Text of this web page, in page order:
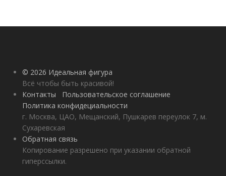
© 2026 Идеальная фигура
Всё чтобы быть красивой!
Контакты
Пользовательское соглашение
Политика конфидециальности
г. Москва, ЦАО, Мещанский, Пушкарев переулок 7, м.
Сухаревская
Обратная связь
Копирование разрешено при указании обратной
гиперссылки.